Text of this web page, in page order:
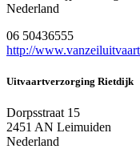
Nederland
06 50436555
http://
Uitvaartverzorging Rietdijk
Dorpsstraat 15
2451 AN Leimuiden
Nederland